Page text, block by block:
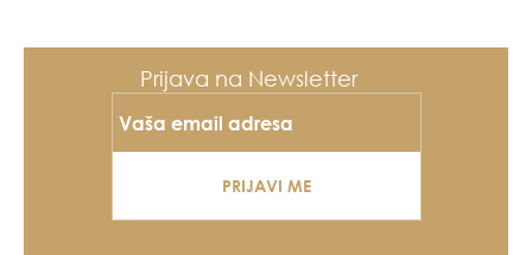
Prijava na Newsletter
PRIJAVI ME